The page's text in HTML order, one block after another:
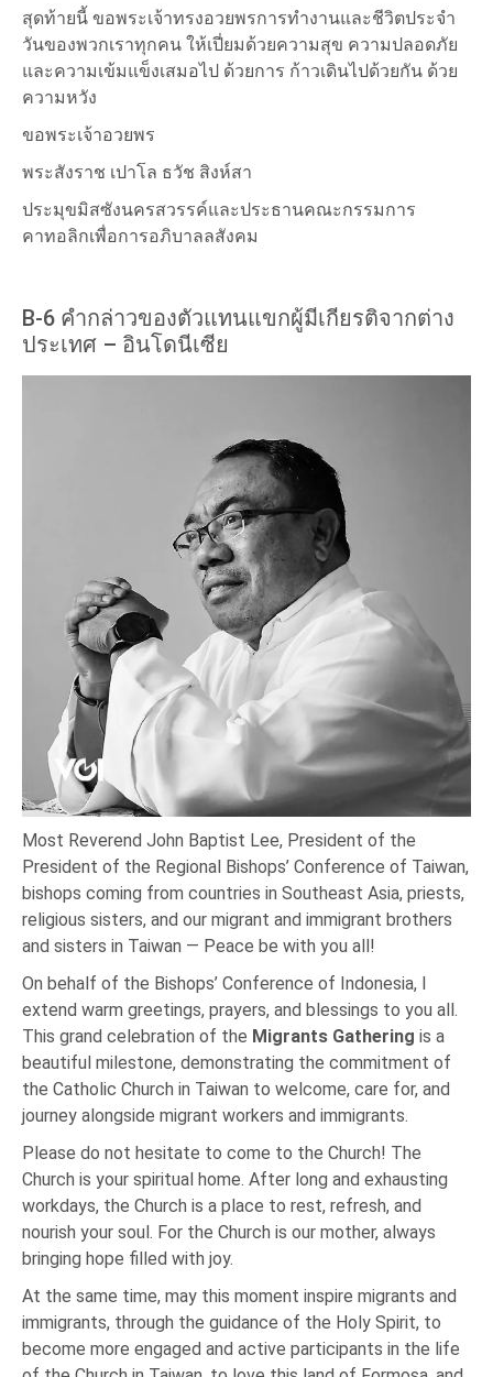
สุดท้ายนี้ ขอพระเจ้าทรงอวยพรการทำงานและชีวิตประจำ
วันของพวกเราทุกคน ให้เปี่ยมด้วยความสุข ความปลอดภัย
และความเข้มแข็งเสมอไป ด้วยการ ก้าวเดินไปด้วยกัน ด้วย
ความหวัง
ขอพระเจ้าอวยพร
พระสังราช เปาโล ธวัช สิงห์สา
ประมุขมิสซังนครสวรรค์และประธานคณะกรรมการ
คาทอลิกเพื่อการอภิบาลลสังคม
B-6 คำกล่าวของตัวแทนแขกผู้มีเกียรติจากต่าง
ประเทศ – อินโดนีเซีย
Most Reverend John Baptist Lee, President of the
President of the Regional Bishops’ Conference of Taiwan,
bishops coming from countries in Southeast Asia, priests,
religious sisters, and our migrant and immigrant brothers
and sisters in Taiwan — Peace be with you all!
On behalf of the Bishops’ Conference of Indonesia, I
extend warm greetings, prayers, and blessings to you all.
This grand celebration of the Migrants Gathering is a
beautiful milestone, demonstrating the commitment of
the Catholic Church in Taiwan to welcome, care for, and
journey alongside migrant workers and immigrants.
Please do not hesitate to come to the Church! The
Church is your spiritual home. After long and exhausting
workdays, the Church is a place to rest, refresh, and
nourish your soul. For the Church is our mother, always
bringing hope filled with joy.
At the same time, may this moment inspire migrants and
immigrants, through the guidance of the Holy Spirit, to
become more engaged and active participants in the life